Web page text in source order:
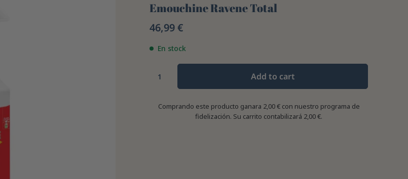
Emouchine Ravene Total
46,99 €
En stock
Add to cart
Comprando este producto ganara 2,00 €con nuestro programa de
fidelización. Su carrito contabilizará 2,00 €.